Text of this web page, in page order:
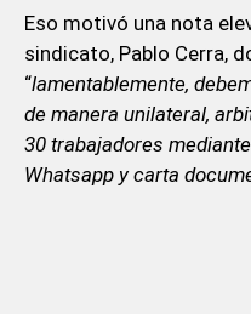
Eso motivó una nota
sindicato, Pablo Cerra,
“lamentablemente,
de manera unilateral,
30 trabajadores
Whatsapp y carta